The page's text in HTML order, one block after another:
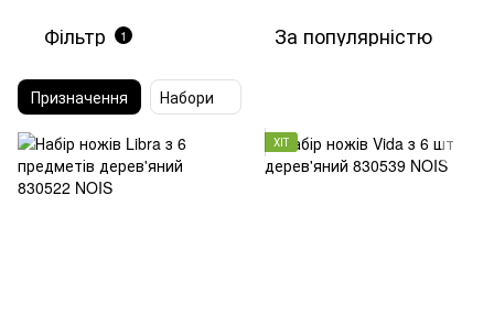
Фільтр 1 За популярністю
Призначення Набори
ХІТ